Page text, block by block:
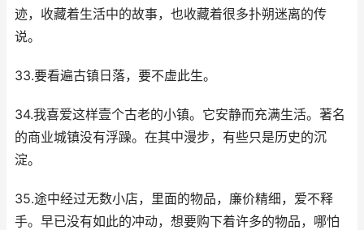
迹，收藏着生活中的故事，也收藏着很多扑朔迷离的传
说。
33.要看遍古镇日落，要不虚此生。
34.我喜爱这样壹个古老的小镇。它安静而充满生活。著名
的商业城镇没有浮躁。在其中漫步，有些只是历史的沉
淀。
35.途中经过无数小店，里面的物品，廉价精细，爱不释
手。早已没有如此的冲动，想要购下着许多的物品，哪怕